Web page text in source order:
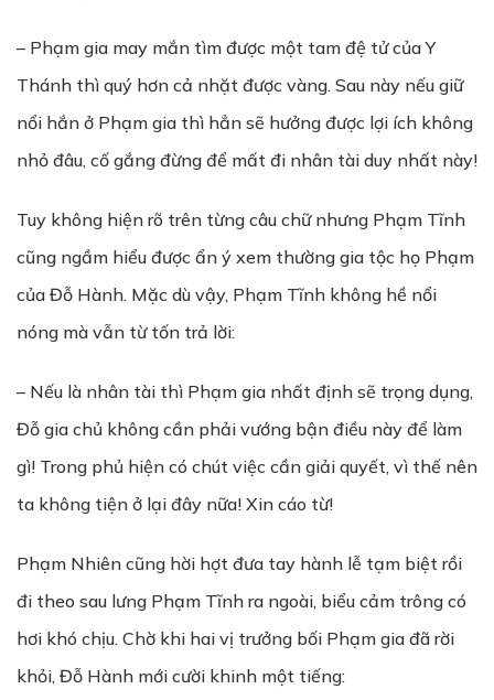
– Phạm gia may mắn tìm được một tam đệ tử của Y
Thánh thì quý hơn cả nhặt được vàng. Sau này nếu giữ
nổi hắn ở Phạm gia thì hẳn sẽ hưởng được lợi ích không
nhỏ đâu, cố gắng đừng để mất đi nhân tài duy nhất này!
Tuy không hiện rõ trên từng câu chữ nhưng Phạm Tĩnh
cũng ngầm hiểu được ẩn ý xem thường gia tộc họ Phạm
của Đỗ Hành. Mặc dù vậy, Phạm Tĩnh không hề nổi
nóng mà vẫn từ tốn trả lời:
– Nếu là nhân tài thì Phạm gia nhất định sẽ trọng dụng,
Đỗ gia chủ không cần phải vướng bận điều này để làm
gì! Trong phủ hiện có chút việc cần giải quyết, vì thế nên
ta không tiện ở lại đây nữa! Xin cáo từ!
Phạm Nhiên cũng hời hợt đưa tay hành lễ tạm biệt rồi
đi theo sau lưng Phạm Tĩnh ra ngoài, biểu cảm trông có
hơi khó chịu. Chờ khi hai vị trưởng bối Phạm gia đã rời
khỏi, Đỗ Hành mới cười khinh một tiếng: